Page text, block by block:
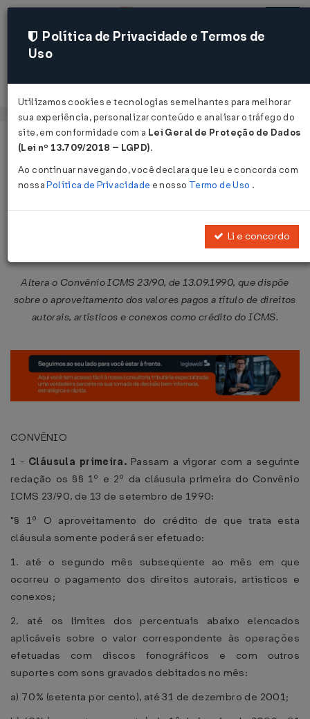
Acessar
Página Inicial Legislações
Convênio ICMS nº 83 de
Altera o Convênio ICMS 23/90, de 13.09.1990, que dispõe
sobre o aproveitamento dos valores pagos a título de direitos
autorais, artísticos e conexos como crédito do ICMS.
CONVÊNIO
1 - Cláusula primeira. Passam a vigorar com a seguinte
redação os §§ 1º e 2º da cláusula primeira do Convênio
ICMS 23/90, de 13 de setembro de 1990:
"§ 1º O aproveitamento do crédito de que trata esta
cláusula somente poderá ser efetuado:
1. até o segundo mês subseqüente ao mês em que
ocorreu o pagamento dos direitos autorais, artísticos e
conexos;
2. até os limites dos percentuais abaixo elencados
aplicáveis sobre o valor correspondente às operações
efetuadas com discos fonográficos e com outros
suportes com sons gravados debitados no mês:
a) 70% (setenta por cento), até 31 de dezembro de 2001;
Política de Privacidade e Termos de
Uso
Utilizamos cookies e tecnologias semelhantes para melhorar
sua experiência, personalizar conteúdo e analisar o tráfego do
site, em conformidade com a Lei Geral de Proteção de Dados
(Lei nº 13.709/2018 – LGPD).
Ao continuar navegando, você declara que leu e concorda com
nossaPolítica de Privacidade e nosso Termo de Uso .
Li e concordo